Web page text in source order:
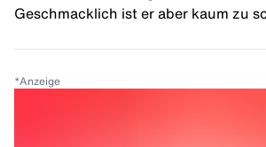
Geschmacklich ist er aber kaum zu
*Anzeige